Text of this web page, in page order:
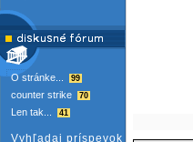
O stránke... 99
counter strike 70
Len tak... 41
Vyhľadaj príspevok